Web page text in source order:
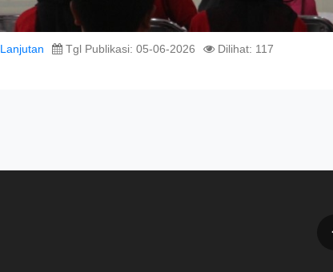
Lanjutan Tgl Publikasi: 05-06-2026 Dilihat: 117